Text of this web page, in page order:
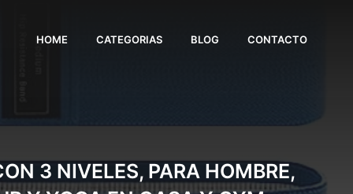
HOME CATEGORIAS BLOG CONTACTO
3 NIVELES, PARA HOMBRE,